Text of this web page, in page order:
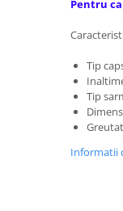
Extractoare
Dalti electricieni si
Pentru
Tip
Tip
Informatii